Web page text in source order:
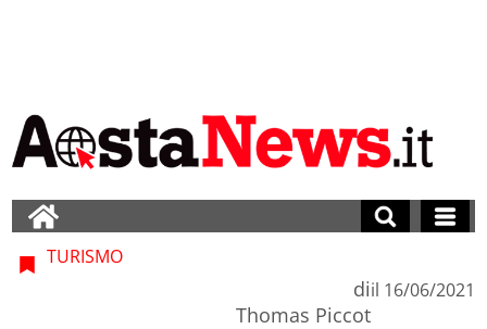
TURISMO
di
Thomas Piccot
il 16/06/2021